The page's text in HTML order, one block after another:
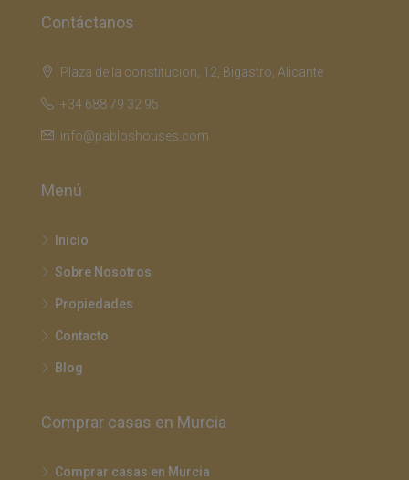
Contáctanos
Plaza de la constitucion, 12, Bigastro, Alicante
+34 688 79 32 95
info@pabloshouses.com
Menú
Inicio
Sobre Nosotros
Propiedades
Contacto
Blog
Comprar casas en Murcia
Comprar casas en Murcia